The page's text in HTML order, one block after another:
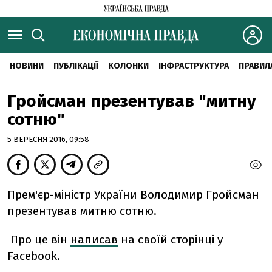
НОВИНИ ПУБЛІКАЦІЇ КОЛОНКИ ІНФРАСТРУКТУРА
Гройсман презентував "митну
сотню"
5 ВЕРЕСНЯ 2016, 09:58
Прем'єр-міністр України Володимир Гройсман
презентував митню сотню.
Про це він написав на своїй сторінці у
Facebook.